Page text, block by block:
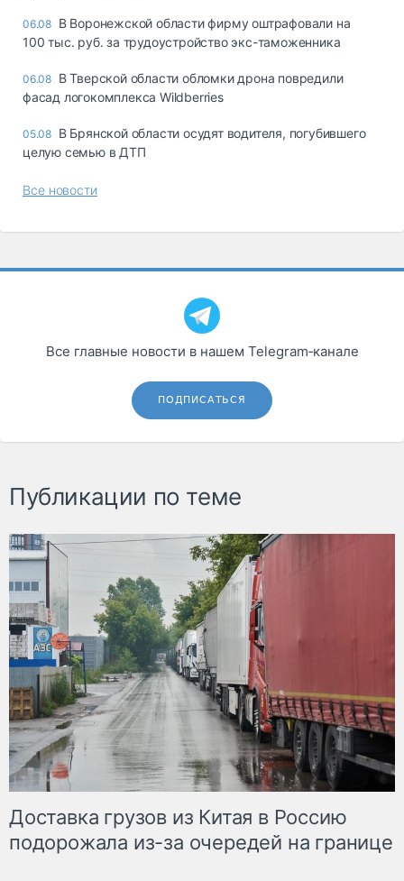
06.08 В Воронежской области фирму оштрафовали на
100 тыс. руб. за трудоустройство экс-таможенника
06.08 В Тверской области обломки дрона повредили
фасад логокомплекса Wildberries
05.08 В Брянской области осудят водителя, погубившего
целую семью в ДТП
Все новости
Все главные новости в нашем Telegram‑канале
ПОДПИСАТЬСЯ
Публикации по теме
Доставка грузов из Китая в Россию
подорожала из-за очередей на границе